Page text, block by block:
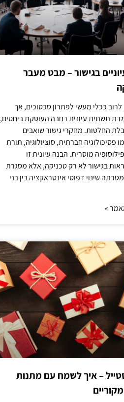
בגישור – מבט מעבר
ככלי מעשי לפתרון סכסוכים, אך
תשתית עיונית רחבה העוסקת ביחסים,
החלטות. מחקרי גישור שואבים
פסיכולוגיה חברתית, סוציולוגיה, תורת
מוסרית. הבנה עיונית זו
בגישור לא רק טכניקה, אלא מסגרת
שינוי דפוסי אינטראקציה בין בני
»
– איך לשמח עם מתנות